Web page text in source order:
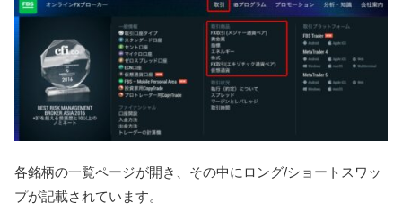
各銘柄の一覧ページが開き、その中にロング/ショートスワッ
プが記載されています。